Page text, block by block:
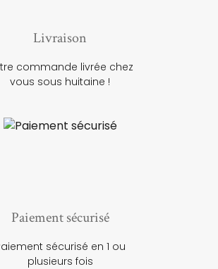
Livraison
commande livrée chez
vous sous huitaine !
Paiement sécurisé
sécurisé en 1 ou
plusieurs fois